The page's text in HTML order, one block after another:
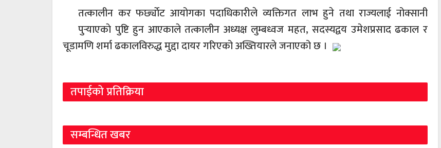
तत्कालीन कर फर्छ्याेट आयोगका पदाधिकारीले व्यक्तिगत लाभ हुने तथा राज्यलाई नोक्सानी
पुर्‍याएकाे पुष्टि हुन आएकाले तत्कालीन अध्यक्ष लुम्बध्वज महत, सदस्यद्वय उमेशप्रसाद ढकाल र
चूडामणि शर्मा ढकालविरुद्ध मुद्दा दायर गरिएको अख्तियारले जनाएको छ ।
तपाईको प्रतिक्रिया
सम्बन्धित खबर